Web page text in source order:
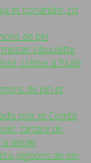
et coriandre, riz
de pin
ciboulette
crème à l’huile
de pin et
noir et Comté
tartare de
vierge
pignons de pin